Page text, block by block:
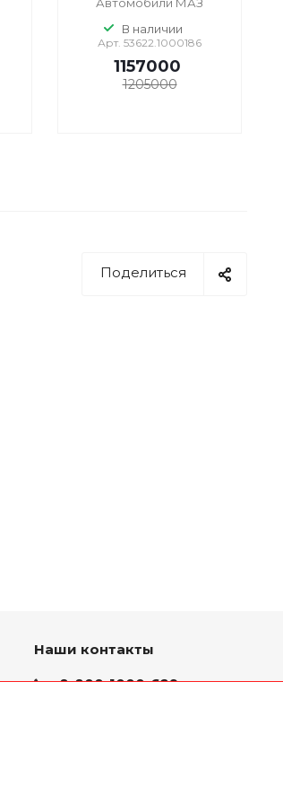
В наличии
Арт. 53622.1000186
1157000
1205000
Поделиться
Наши контакты
8-800-1000-629